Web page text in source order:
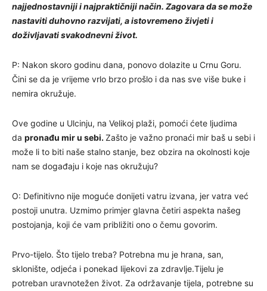
najjednostavniji i najpraktičniji način. Zagovara da se može
nastaviti duhovno razvijati, a istovremeno živjeti i
doživljavati svakodnevni život.
P: Nakon skoro godinu dana, ponovo dolazite u Crnu Goru.
Čini se da je vrijeme vrlo brzo prošlo i da nas sve više buke i
nemira okružuje.
Ove godine u Ulcinju, na Velikoj plaži, pomoći ćete ljudima
da pronađu mir u sebi. Zašto je važno pronaći mir baš u sebi i
može li to biti naše stalno stanje, bez obzira na okolnosti koje
nam se događaju i koje nas okružuju?
O: Definitivno nije moguće donijeti vatru izvana, jer vatra već
postoji unutra. Uzmimo primjer glavna četiri aspekta našeg
postojanja, koji će vam približiti ono o čemu govorim.
Prvo-tijelo. Što tijelo treba? Potrebna mu je hrana, san,
sklonište, odjeća i ponekad lijekovi za zdravlje.Tijelu je
potreban uravnotežen život. Za održavanje tijela, potrebne su